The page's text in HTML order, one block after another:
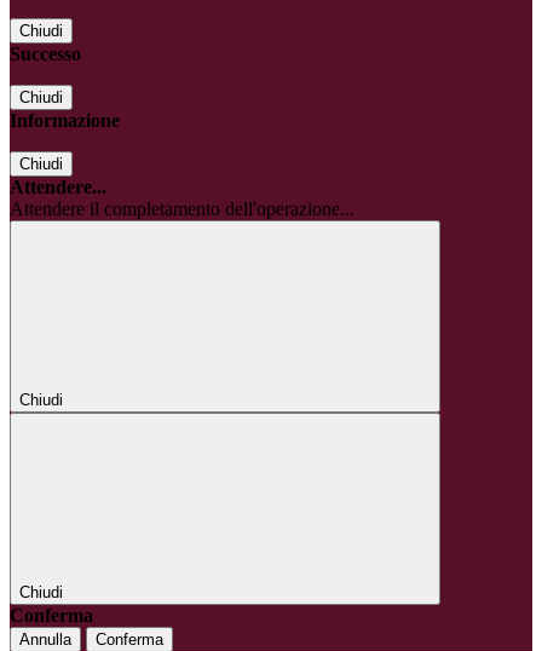
Chiudi
Successo
Chiudi
Informazione
Chiudi
Attendere...
Attendere il completamento dell'operazione...
Chiudi
Chiudi
Conferma
Annulla Conferma